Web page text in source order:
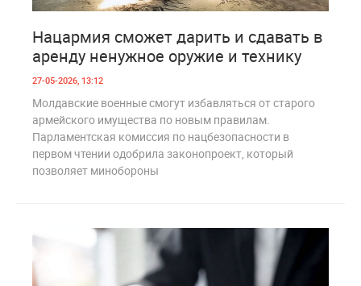
Нацармия сможет дарить и сдавать в
аренду ненужное оружие и технику
27-05-2026, 13:12
Молдавские военные смогут избавляться от старого
армейского имущества по новым правилам.
Парламентская комиссия по нацбезопасности в
первом чтении одобрила законопроект, который
позволяет минобороны